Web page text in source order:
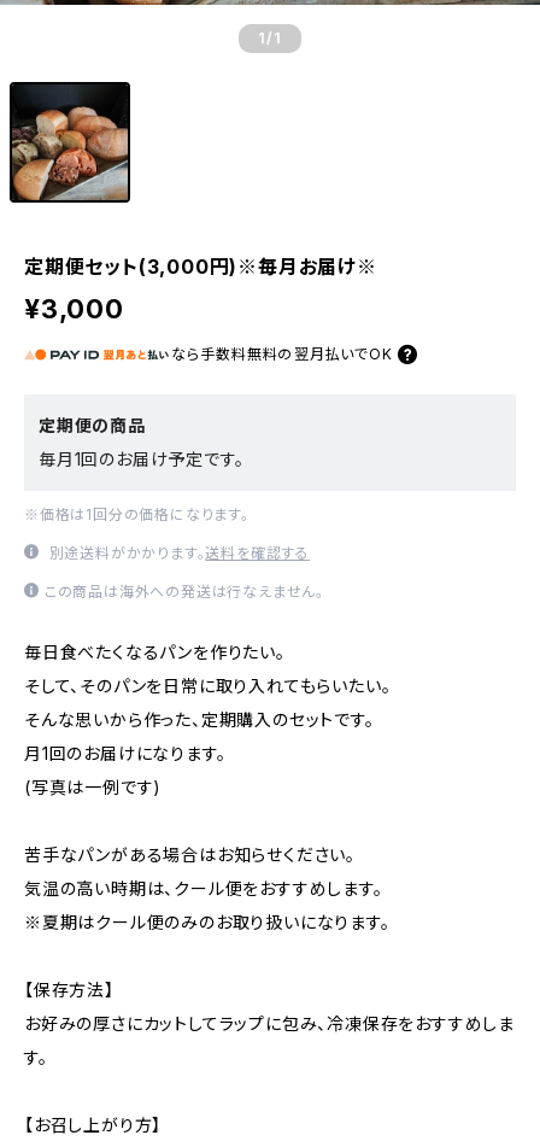
1 /1
定期便セット(3,000円)※毎月お届け※
¥3,000
なら 手数料無料の 翌月払いでOK
定期便の商品
毎月1回のお届け予定です。
※価格は1回分の価格になります。
別途送料がかかります。送料を確認する
この商品は海外への発送は行なえません。
毎日食べたくなるパンを作りたい。
そして、そのパンを日常に取り入れてもらいたい。
そんな思いから作った、定期購入のセットです。
月1回のお届けになります。
(写真は一例です)
苦手なパンがある場合はお知らせください。
気温の高い時期は、クール便をおすすめします。
※夏期はクール便のみのお取り扱いになります。
【保存方法】
お好みの厚さにカットしてラップに包み、冷凍保存をおすすめしま
す。
【お召し上がり方】